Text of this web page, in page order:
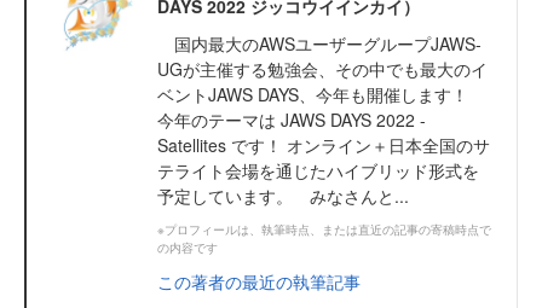
DAYS 2022 ジッコウイインカイ）
国内最大のAWSユーザーグループJAWS-
UGが主催する勉強会、その中でも最大のイ
ベントJAWS DAYS、今年も開催します！
今年のテーマは JAWS DAYS 2022 -
Satellites です！ オンライン＋日本全国のサ
テライト会場を通じたハイブリッド形式を
予定しています。 みなさんと...
※プロフィールは、執筆時点、または直近の記事の寄稿時点で
の内容です
この著者の最近の執筆記事